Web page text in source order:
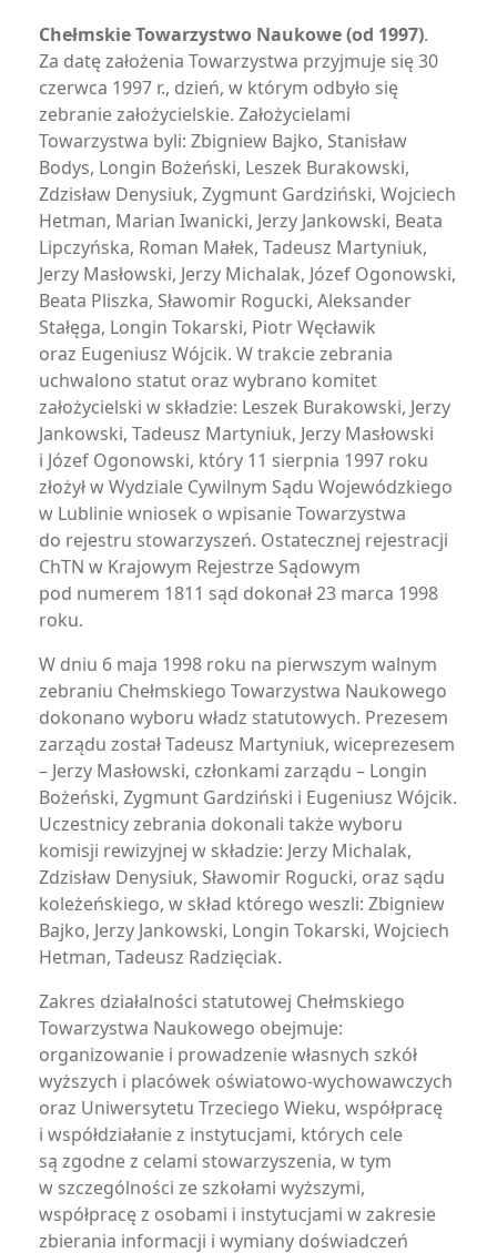
Chełmskie Towarzystwo Naukowe (od 1997).
Za datę założenia Towarzystwa przyjmuje się 30
czerwca 1997 r., dzień, w którym odbyło się
zebranie założycielskie. Założycielami
Towarzystwa byli: Zbigniew Bajko, Stanisław
Bodys, Longin Bożeński, Leszek Burakowski,
Zdzisław Denysiuk, Zygmunt Gardziński, Wojciech
Hetman, Marian Iwanicki, Jerzy Jankowski, Beata
Lipczyńska, Roman Małek, Tadeusz Martyniuk,
Jerzy Masłowski, Jerzy Michalak, Józef Ogonowski,
Beata Pliszka, Sławomir Rogucki, Aleksander
Stałęga, Longin Tokarski, Piotr Węcławik
oraz Eugeniusz Wójcik. W trakcie zebrania
uchwalono statut oraz wybrano komitet
założycielski w składzie: Leszek Burakowski, Jerzy
Jankowski, Tadeusz Martyniuk, Jerzy Masłowski
i Józef Ogonowski, który 11 sierpnia 1997 roku
złożył w Wydziale Cywilnym Sądu Wojewódzkiego
w Lublinie wniosek o wpisanie Towarzystwa
do rejestru stowarzyszeń. Ostatecznej rejestracji
ChTN w Krajowym Rejestrze Sądowym
pod numerem 1811 sąd dokonał 23 marca 1998
roku.
W dniu 6 maja 1998 roku na pierwszym walnym
zebraniu Chełmskiego Towarzystwa Naukowego
dokonano wyboru władz statutowych. Prezesem
zarządu został Tadeusz Martyniuk, wiceprezesem
– Jerzy Masłowski, członkami zarządu – Longin
Bożeński, Zygmunt Gardziński i Eugeniusz Wójcik.
Uczestnicy zebrania dokonali także wyboru
komisji rewizyjnej w składzie: Jerzy Michalak,
Zdzisław Denysiuk, Sławomir Rogucki, oraz sądu
koleżeńskiego, w skład którego weszli: Zbigniew
Bajko, Jerzy Jankowski, Longin Tokarski, Wojciech
Hetman, Tadeusz Radzięciak.
Zakres działalności statutowej Chełmskiego
Towarzystwa Naukowego obejmuje:
organizowanie i prowadzenie własnych szkół
wyższych i placówek oświatowo-wychowawczych
oraz Uniwersytetu Trzeciego Wieku, współpracę
i współdziałanie z instytucjami, których cele
są zgodne z celami stowarzyszenia, w tym
w szczególności ze szkołami wyższymi,
współpracę z osobami i instytucjami w zakresie
zbierania informacji i wymiany doświadczeń